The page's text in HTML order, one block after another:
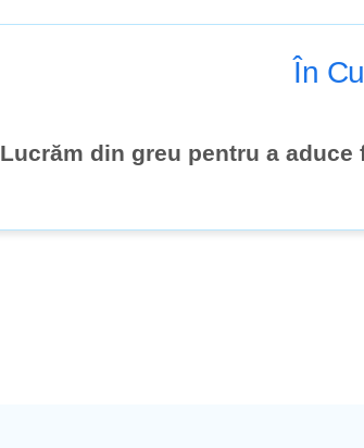
În
Lucrăm din greu pentru a